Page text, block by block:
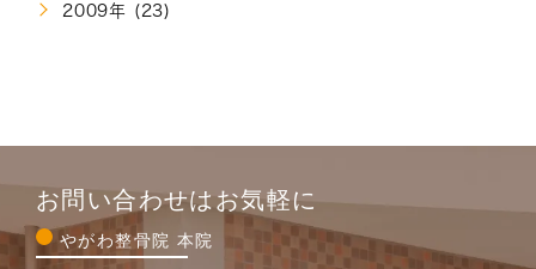
2009年 (23)
お問い合わせはお気軽に
やがわ整骨院 本院